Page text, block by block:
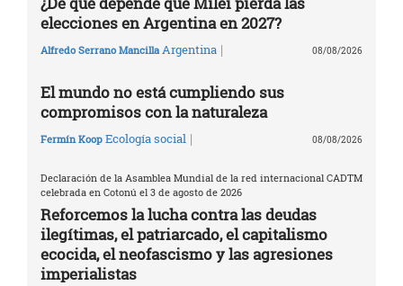
elecciones en Argentina en 2027?
Alfredo Serrano Mancilla Argentina | 08/08/2026
El mundo no está cumpliendo sus
compromisos con la naturaleza
Fermín Koop Ecología social | 08/08/2026
Declaración de la Asamblea Mundial de la red internacional CADTM
celebrada en Cotonú el 3 de agosto de 2026
Reforcemos la lucha contra las deudas
ilegítimas, el patriarcado, el capitalismo
ecocida, el neofascismo y las agresiones
imperialistas